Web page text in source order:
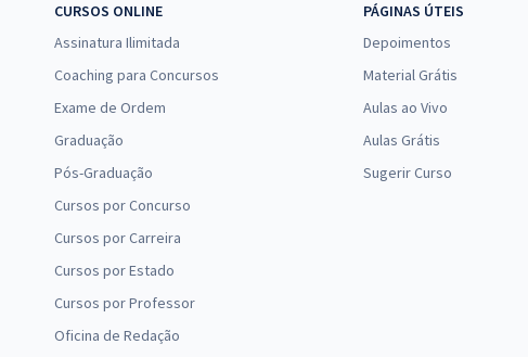
CURSOS ONLINE
Assinatura Ilimitada
Coaching para Concursos
Exame de Ordem
Graduação
Pós-Graduação
Cursos por Concurso
Cursos por Carreira
Cursos por Estado
Cursos por Professor
Oficina de Redação
PÁGINAS ÚTEIS
Depoimentos
Material Grátis
Aulas ao Vivo
Aulas Grátis
Sugerir Curso